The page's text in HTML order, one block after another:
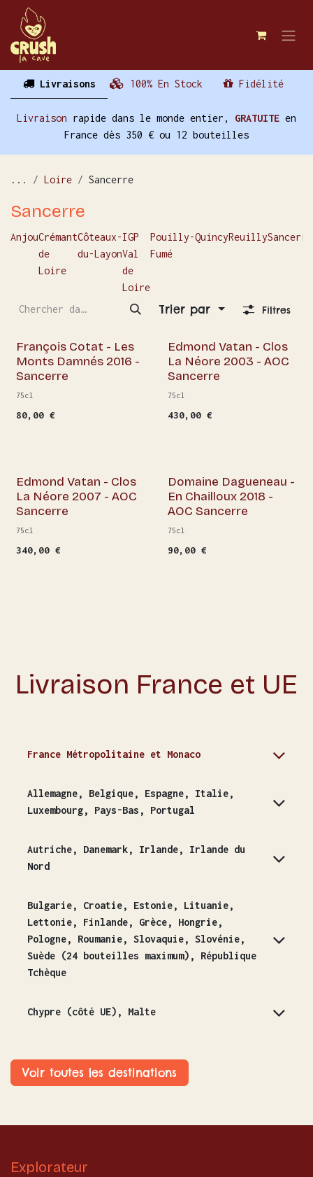
Se rendre au contenu
Livraisons 100% En Stock Fidélité
Livraison rapide dans le monde entier, GRATUITE en
France dès 350 € ou 12 bouteilles
... Loire Sancerre
Sancerre
AnjouCrémant
de
Loire
Côteaux-
du-Layon
IGP
Val
de
Loire
Pouilly-
Fumé
QuincyReuillySancerre
Trier par Filtres
François Cotat - Les
Monts Damnés 2016 -
Sancerre
75cl
80,00 €
Edmond Vatan - Clos
La Néore 2003 - AOC
Sancerre
75cl
430,00€
Edmond Vatan - Clos
La Néore 2007 - AOC
Sancerre
75cl
340,00 €
En rupture de stock
Domaine Dagueneau -
En Chailloux 2018 -
AOC Sancerre
75cl
90,00€
Livraison France et UE
France Métropolitaine et Monaco
Allemagne, Belgique, Espagne, Italie,
Luxembourg, Pays-Bas, Portugal
Autriche, Danemark, Irlande, Irlande du
Nord
Bulgarie, Croatie, Estonie, Lituanie,
Lettonie, Finlande, Grèce, Hongrie,
Pologne, Roumanie, Slovaquie, Slovénie,
Suède (24 bouteilles maximum), République
Tchèque
Chypre (côté UE), Malte
Voir toutes les destinations
Explorateur